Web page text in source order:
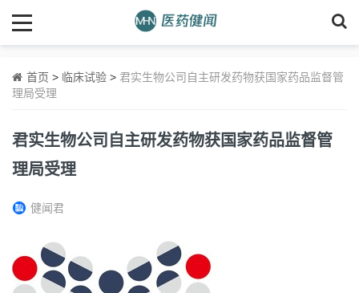
首页 > 临床试验 > 君实生物公司自主研发药物获国家药品监督管
理局受理
君实生物公司自主研发药物获国家药品监督管
理局受理
健闻君